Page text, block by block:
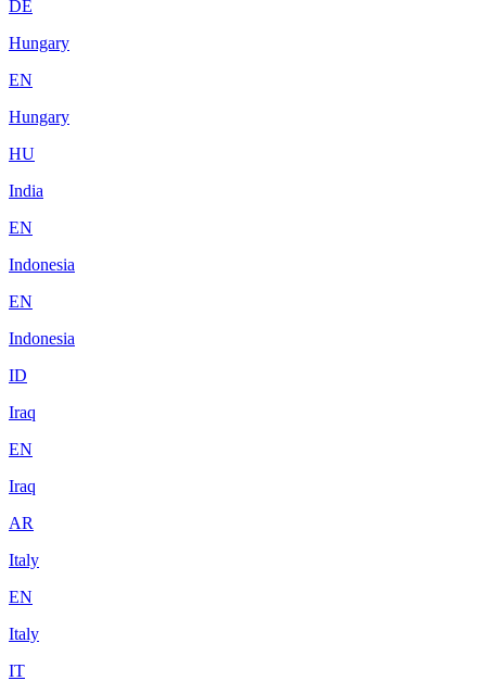
DE
Hungary
EN
Hungary
HU
India
EN
Indonesia
EN
Indonesia
ID
Iraq
EN
Iraq
AR
Italy
EN
Italy
IT